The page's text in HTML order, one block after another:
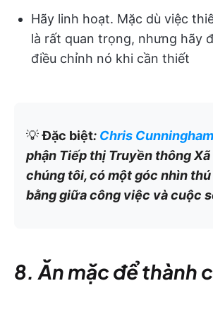
Hãy linh hoạt. Mặc dù việc
là rất quan trọng, nhưng hãy
điều chỉnh nó khi cần thiết
💡Đặc biệt: Chris Cunningham
phận Tiếp thị Truyền thông
chúng tôi, có một góc nhìn
bằng giữa công việc và cuộc
8. Ăn mặc để thành